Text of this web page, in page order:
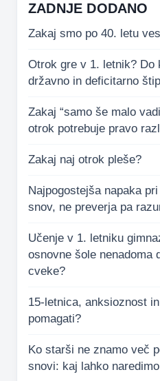
ZADNJE DODANO
Zakaj smo po 40. letu
Otrok gre v 1. letnik? Do
državno in deficitarno
Zakaj “samo še malo
otrok potrebuje pravo
Zakaj naj otrok pleše?
Najpogostejša napaka
snov, ne preverja pa
Učenje v 1. letniku
osnovne šole nenadoma
cveke?
15-letnica, anksioznost
pomagati?
Ko starši ne znamo več
snovi: kaj lahko